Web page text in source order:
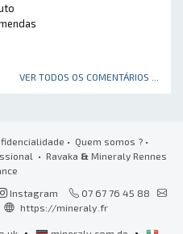
VER TODOS OS COMENTÁRIOS ...
• Quem somos ?•
• Ravaka & Mineraly Rennes
Instagram
07 67 76 45 88
https://mineraly.fr